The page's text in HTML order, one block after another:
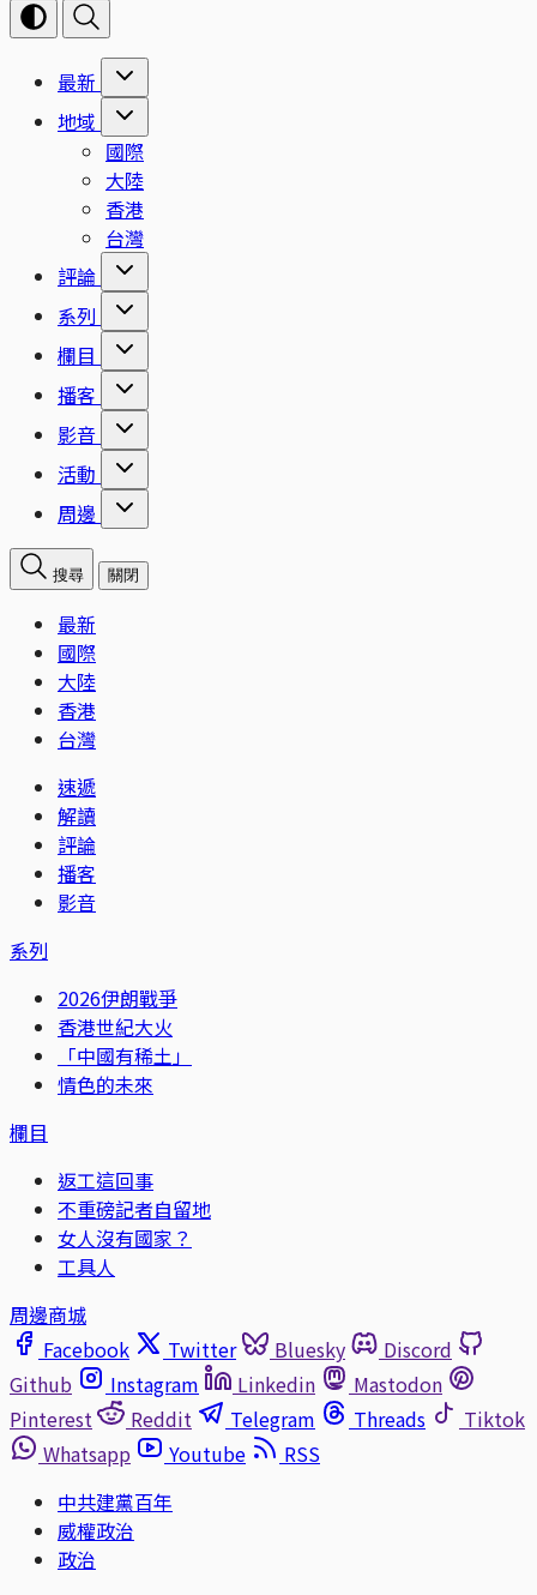
最新
地域
國際
大陸
香港
台灣
評論
系列
欄目
播客
影音
活動
周邊
搜尋 關閉
最新
國際
大陸
香港
台灣
速遞
解讀
評論
播客
影音
系列
2026伊朗戰爭
香港世紀大火
「中國有稀土」
情色的未來
欄目
返工這回事
不重磅記者自留地
女人沒有國家？
工具人
周邊商城
Facebook
Twitter Bluesky
Discord
Github
Instagram Linkedin
Mastodon
Pinterest
Reddit Telegram Threads
Tiktok
Whatsapp
Youtube
RSS
中共建黨百年
威權政治
政治